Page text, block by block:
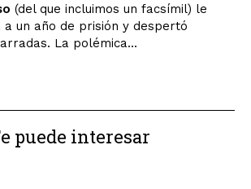
(del que incluimos un facsímil) le
a un año de prisión y despertó
La polémica...
puede interesar